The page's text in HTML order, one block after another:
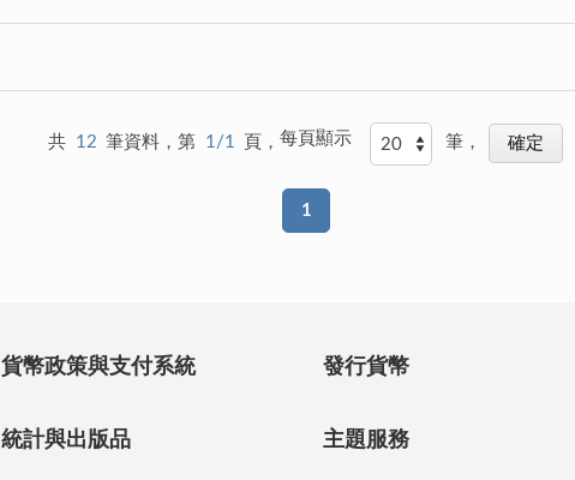
共 12 筆資料，第 1/1 頁， 每頁顯示 筆，
1
貨幣政策與支付系統 發行貨幣
統計與出版品 主題服務